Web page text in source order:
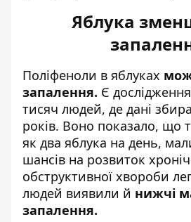
Яблука
Поліфеноли в яблуках
запалення. Є
тисяч людей, де дані
років. Воно показало, що
як два яблука на день,
шансів на розвиток
обструктивної хвороби
людей виявили й нижчі
запалення.